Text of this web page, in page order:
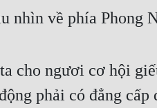
nhìn về phía Phong
cho ngươi cơ hội
phải có đẳng